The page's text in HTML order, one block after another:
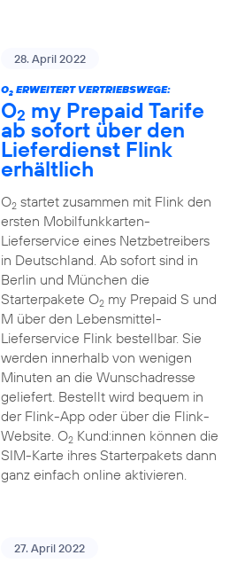
28. April 2022
O2ERWEITERT VERTRIEBSWEGE:
O2 my Prepaid Tarife
ab sofort über den
Lieferdienst Flink
erhältlich
O2startet zusammen mit Flink den
ersten Mobilfunkkarten-
Lieferservice eines Netzbetreibers
in Deutschland. Ab sofort sind in
Berlin und München die
Starterpakete O2my Prepaid S und
M über den Lebensmittel-
Lieferservice Flink bestellbar. Sie
werden innerhalb von wenigen
Minuten an die Wunschadresse
geliefert. Bestellt wird bequem in
der Flink-App oder über die Flink-
Website. O2Kund:innen können die
SIM-Karte ihres Starterpakets dann
ganz einfach online aktivieren.
27. April 2022